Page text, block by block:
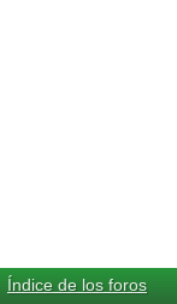
Índice de los foros